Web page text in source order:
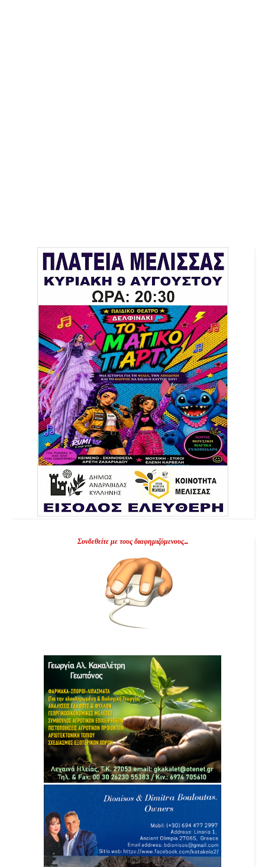
Συνδεθείτε με τους διαφημιζόμενους...